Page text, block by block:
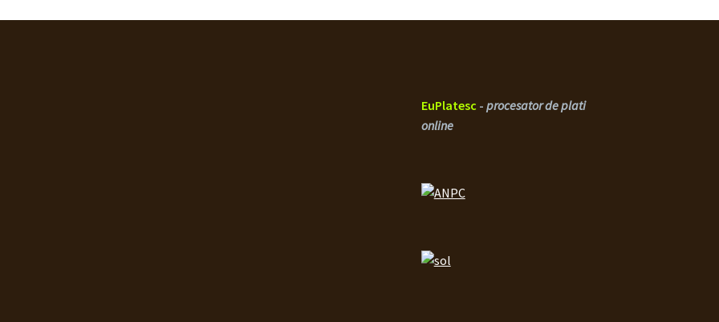
EuPlatesc - procesator de plati
online